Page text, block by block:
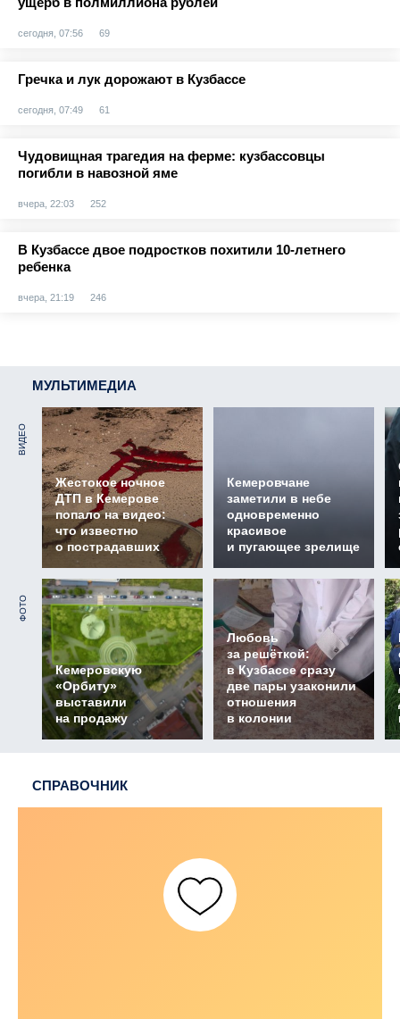
сегодня, 07:56 69
Гречка и лук дорожают в Кузбассе
сегодня, 07:49 61
Чудовищная трагедия на ферме: кузбассовцы
погибли в навозной яме
вчера, 22:03 252
В Кузбассе двое подростков похитили 10-летнего
ребенка
вчера, 21:19 246
МУЛЬТИМЕДИА
ВИДЕО
Жестокое ночное
ДТП в Кемерове
попало на видео:
что известно
о пострадавших
Кемеровчане
заметили в небе
одновременно
красивое
и пугающее зрелище
ФОТО
Кемеровскую
«Орбиту»
выставили
на продажу
Любовь
за решёткой:
в Кузбассе сразу
две пары узаконили
отношения
в колонии
СПРАВОЧНИК